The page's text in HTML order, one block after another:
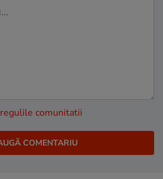
regulile comunitatii